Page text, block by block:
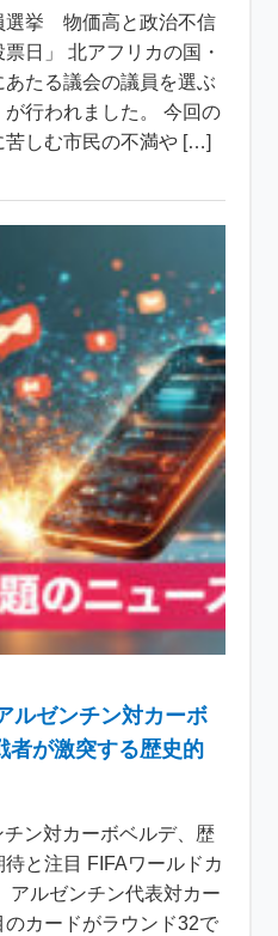
選挙 物価高と政治不信
日」 北アフリカの国・
たる議会の議員を選ぶ
行われました。 今回の
苦しむ市民の不満や […]
ルゼンチン対カーボ
者が激突する歴史的
チン対カーボベルデ、歴
と注目 FIFAワールドカ
アルゼンチン代表対カー
カードがラウンド32で